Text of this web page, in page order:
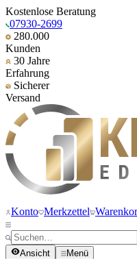
Kostenlose Beratung
07930-2699
280.000
Kunden
30 Jahre
Erfahrung
Sicherer
Versand
Konto Merkzettel
Ansicht Menü